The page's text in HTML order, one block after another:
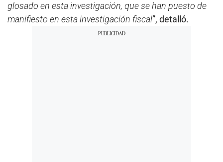
glosado en esta investigación, que se han puesto de
manifiesto en esta investigación fiscal”, detalló.